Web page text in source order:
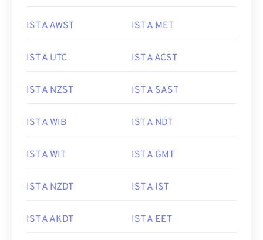
IST A AWST IST A MET
IST A UTC IST A ACST
IST A NZST IST A SAST
IST A WIB IST A NDT
IST A WIT IST A GMT
IST A NZDT IST A IST
IST A AKDT IST A EET